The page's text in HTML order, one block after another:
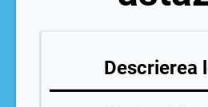
Descrierea